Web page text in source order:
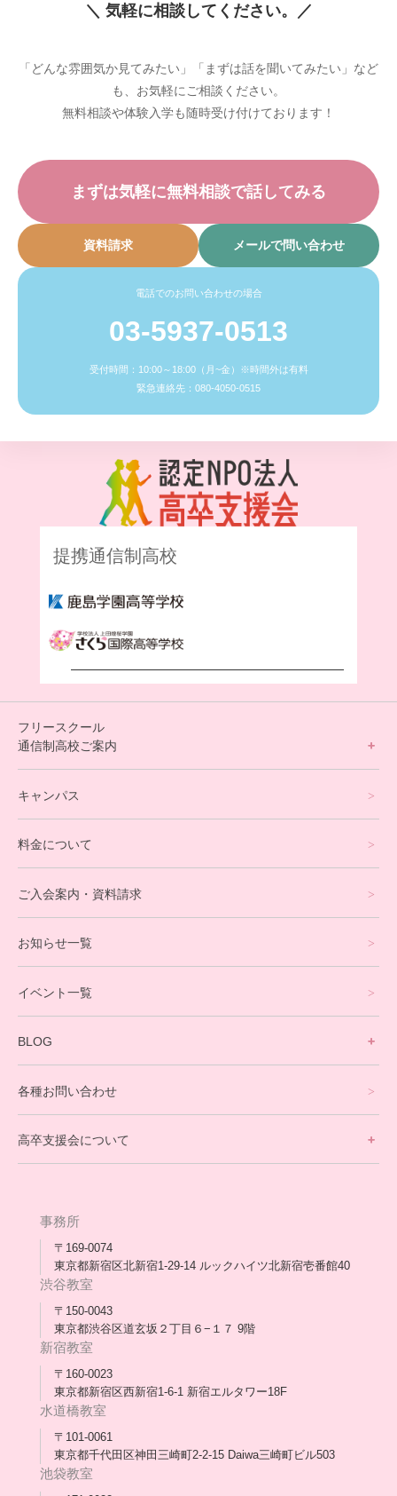
＼ 気軽に相談してください。／
「どんな雰囲気か見てみたい」「まずは話を聞いてみたい」など
も、お気軽にご相談ください。
無料相談や体験入学も随時受け付けております！
まずは気軽に無料相談で話してみる
資料請求 メールで問い合わせ
電話でのお問い合わせの場合
03-5937-0513
受付時間：10:00～18:00（月~金）※時間外は有料
緊急連絡先：080-4050-0515
提携通信制高校
フリースクール
通信制高校ご案内
オンラインコース
eスポーツコース
就労支援コース
英会話・海外留学コース
寮生活サポート
卒業生の今
[家庭訪問カウンセリング]
キャンパス
料金について
ご入会案内・資料請求
お知らせ一覧
イベント一覧
BLOG
保護者交流だより一覧
会長コラム一覧
各種お問い合わせ
高卒支援会について
メディア出演
スタッフ紹介
合格・進路実績
協力団体
理事長・会長あいさつ
保護者会
事務所
〒169-0074
東京都新宿区北新宿1-29-14 ルックハイツ北新宿壱番館40
渋谷教室
〒150-0043
東京都渋谷区道玄坂２丁目６−１７ 9階
新宿教室
〒160-0023
東京都新宿区西新宿1-6-1 新宿エルタワー18F
水道橋教室
〒101-0061
東京都千代田区神田三崎町2-2-15 Daiwa三崎町ビル503
池袋教室